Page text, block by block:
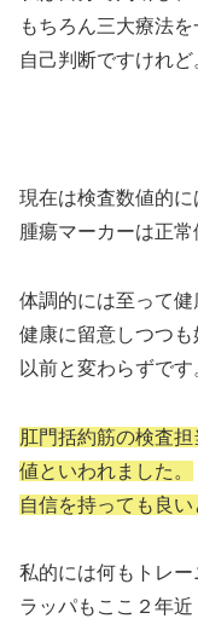
もちろん三大療法
自己判断ですけれど
現在は検査数値的に
腫瘍マーカーは正常
体調的には至って健
健康に留意しつつも
以前と変わらずです
肛門括約筋の検査
値といわれました。
自信を持っても良い
私的には何もトレー
ラッパもここ２年近